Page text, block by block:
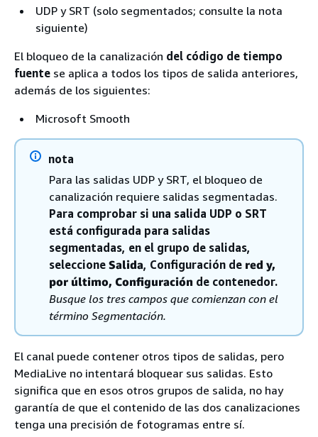
UDP y SRT (solo segmentados; consulte la nota
siguiente)
El bloqueo de la canalización del código de tiempo
fuente se aplica a todos los tipos de salida anteriores,
además de los siguientes:
Microsoft Smooth
nota
Para las salidas UDP y SRT, el bloqueo de
canalización requiere salidas segmentadas.
Para comprobar si una salida UDP o SRT
está configurada para salidas
segmentadas, en el grupo de salidas,
seleccione Salida, Configuración de red y,
por último, Configuración de contenedor.
Busque los tres campos que comienzan con el
término Segmentación.
El canal puede contener otros tipos de salidas, pero
MediaLive no intentará bloquear sus salidas. Esto
significa que en esos otros grupos de salida, no hay
garantía de que el contenido de las dos canalizaciones
tenga una precisión de fotogramas entre sí.